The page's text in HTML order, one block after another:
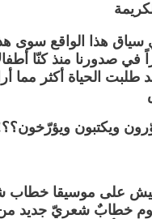
سياق هذا الواقع سوى
صدورنا منذ كنّا
طلبت الحياة أكثر مما
ويكتبون ويؤرّخون؟؟
نعيش على موسيقا
يوم خطابٌ شعريّ جديد من